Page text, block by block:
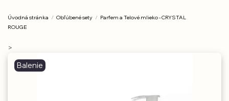
Úvodná stránka Obľúbené sety
Parfem a Telové mlieko - CRYSTAL
ROUGE
>
Balenie